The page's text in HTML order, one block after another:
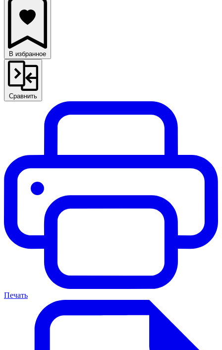
В избранное
Сравнить
Печать